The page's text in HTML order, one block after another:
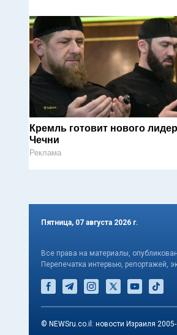
Кремль готовит нового
Чечни
Реклама
Пятница, 07 августа 2026 г.
Все права на материалы,
Перепечатка интервью, репортажей,
© NEWSru.co.il: новости Израиля